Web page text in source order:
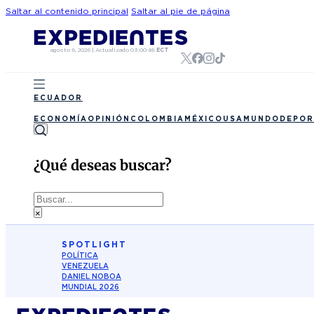
Saltar al contenido principal Saltar al pie de página
agosto 6, 2026 | Actualizado 03:00:48 ECT
ECUADOR
ECONOMÍA OPINIÓN COLOMBIA MÉXICO USA MUNDO
¿Qué deseas buscar?
Buscar
×
SPOTLIGHT
POLÍTICA
VENEZUELA
DANIEL NOBOA
MUNDIAL 2026